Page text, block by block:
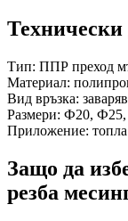
Тип: ППР преход
Материал:
Вид връзка:
Размери: Ф20,
Приложение: топла
Защо да
резба